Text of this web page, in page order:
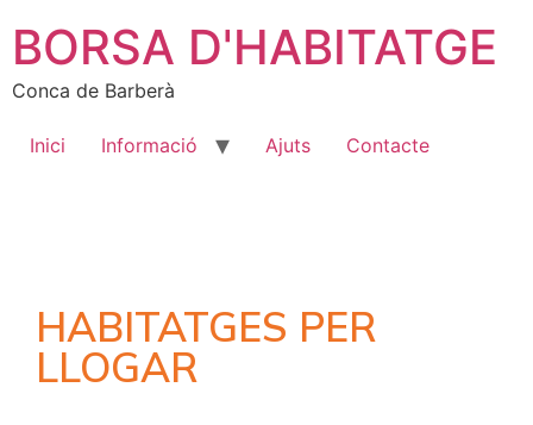
BORSA D'HABITATGE
Conca de Barberà
Inici Informació Ajuts Contacte
HABITATGES PER
LLOGAR